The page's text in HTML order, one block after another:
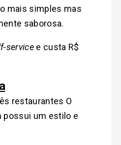
mais simples mas
saborosa.
servicee custa R$
restaurantes O
possui um estilo e